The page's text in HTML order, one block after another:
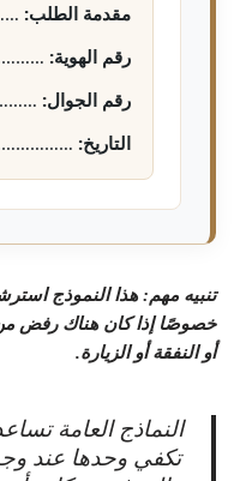
مقدمة الطلب:
رقم الهوية:
رقم الجوال:
التاريخ:
تنبيه مهم: هذا النموذج
خصوصًا إذا كان هناك رفض من
أو النفقة أو الزيارة.
النماذج العامة
تكفي وحدها عند